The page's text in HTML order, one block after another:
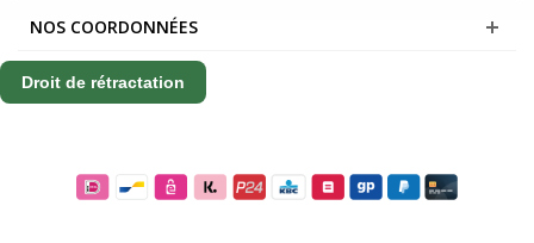
NOS COORDONNÉES
Droit de rétractation